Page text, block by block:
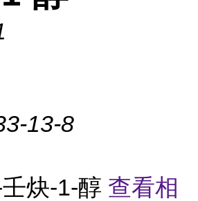
13-8
炔-1-醇 查看相